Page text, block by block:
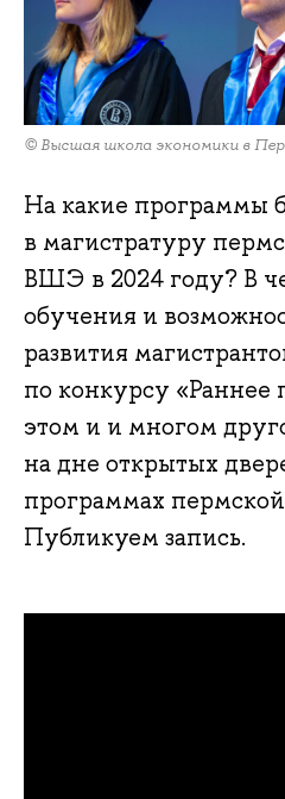
© Высшая школа экономики в
На какие программы
в магистратуру
ВШЭ в 2024 году? В
обучения и
развития
по конкурсу
этом и и многом
на дне открытых
программах
Публикуем запись.